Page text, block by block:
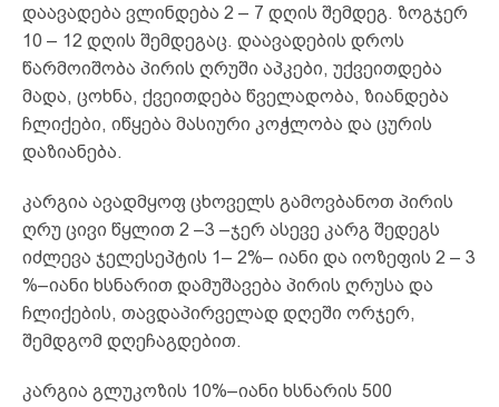
დაავადება ვლინდება 2 – 7 დღის შემდეგ. ზოგჯერ
10 – 12 დღის შემდეგაც. დაავადების დროს
წარმოიშობა პირის ღრუში აპკები, უქვეითდება
მადა, ცოხნა, ქვეითდება წველადობა, ზიანდება
ჩლიქები, იწყება მასიური კოჭლობა და ცურის
დაზიანება.
კარგია ავადმყოფ ცხოველს გამოვბანოთ პირის
ღრუ ცივი წყლით 2 –3 –ჯერ ასევე კარგ შედეგს
იძლევა ჯელესეპტის 1– 2%– იანი და იოზეფის 2 – 3
%–იანი ხსნარით დამუშავება პირის ღრუსა და
ჩლიქების, თავდაპირველად დღეში ორჯერ,
შემდგომ დღეჩაგდებით.
კარგია გლუკოზის 10%–იანი ხსნარის 500